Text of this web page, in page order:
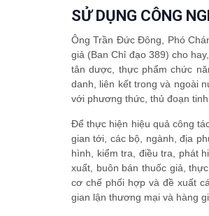
SỬ DỤNG CÔNG
Ông Trần Đức Đông, Phó
giả (Ban Chỉ đạo 389) cho
tân dược, thực phẩm chức
danh, liên kết trong và ngoài
với phương thức, thủ đoạn
Để thực hiện hiệu quả công
gian tới, các bộ, ngành, địa
hình, kiểm tra, điều tra, phát
xuất, buôn bán thuốc giả,
cơ chế phối hợp và đề xuất
gian lận thương mại và hàng